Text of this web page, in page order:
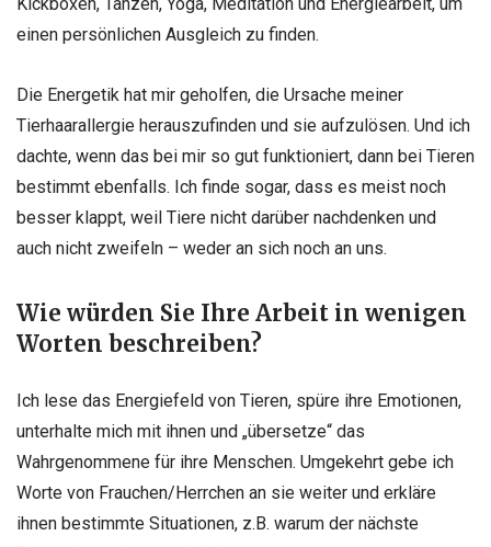
einen persönlichen Ausgleich zu finden.
Die Energetik hat mir geholfen, die Ursache meiner
Tierhaarallergie herauszufinden und sie aufzulösen. Und ich
dachte, wenn das bei mir so gut funktioniert, dann bei Tieren
bestimmt ebenfalls. Ich finde sogar, dass es meist noch
besser klappt, weil Tiere nicht darüber nachdenken und
auch nicht zweifeln – weder an sich noch an uns.
Wie würden Sie Ihre Arbeit in wenigen
Worten beschreiben?
Ich lese das Energiefeld von Tieren, spüre ihre Emotionen,
unterhalte mich mit ihnen und „übersetze“ das
Wahrgenommene für ihre Menschen. Umgekehrt gebe ich
Worte von Frauchen/Herrchen an sie weiter und erkläre
ihnen bestimmte Situationen, z.B. warum der nächste